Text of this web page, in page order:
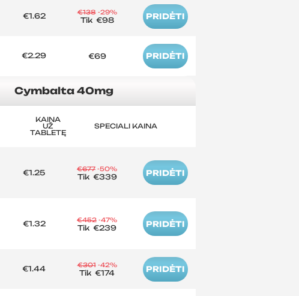
€1.62 €138 -29%
Tik €98 PRIDĖTI
€2.29 €69 PRIDĖTI
Cymbalta 40mg
KAINA
UŽ
TABLETĘ
SPECIALI KAINA
€1.25 €677 -50%
Tik €339 PRIDĖTI
€1.32 €452 -47%
Tik €239 PRIDĖTI
€1.44 €301 -42%
Tik €174 PRIDĖTI